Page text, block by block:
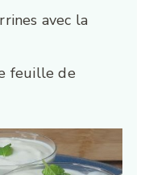
avec la
feuille de